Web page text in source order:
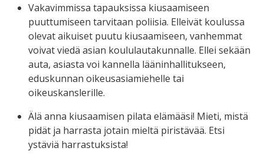
Vakavimmissa tapauksissa kiusaamiseen
puuttumiseen tarvitaan poliisia. Elleivät koulussa
olevat aikuiset puutu kiusaamiseen, vanhemmat
voivat viedä asian koululautakunnalle. Ellei sekään
auta, asiasta voi kannella lääninhallitukseen,
eduskunnan oikeusasiamiehelle tai
oikeuskanslerille.
Älä anna kiusaamisen pilata elämääsi! Mieti, mistä
pidät ja harrasta jotain mieltä piristävää. Etsi
ystäviä harrastuksista!